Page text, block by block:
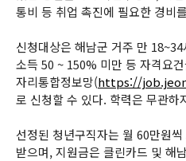
통비 등 취업 촉진에 필요한 경비
신청대상은 해남군 거주 만
소득 50 ~ 150% 미만 등 자격요
자리통합정보망(https://
로 신청할 수 있다. 학력은 무관하
선정된 청년구직자는 월 60만원
받으며, 지원금은 클린카드 및 해